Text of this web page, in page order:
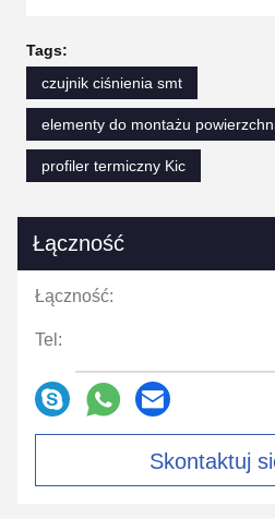
Tags:
czujnik ciśnienia smt
elementy do montażu
profiler termiczny Kic
Łączność
Łączność:
Tel:
Skontaktuj